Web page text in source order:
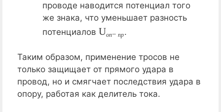
проводе наводится потенциал того
же знака, что уменьшает разность
потенциалов
оп пр
U
.
Таким образом, применение тросов не
только защищает от прямого удара в
провод, но и смягчает последствия удара в
опору, работая как делитель тока.